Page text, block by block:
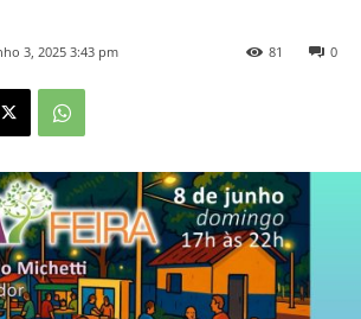
3, 2025 3:43 pm 0
81